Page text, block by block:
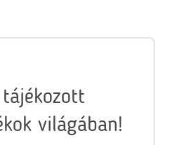
tájékozott
világában!